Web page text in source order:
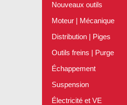
Nouveaux outils
Moteur | Mécanique
Distribution | Piges
Outils freins | Purge
Échappement
Suspension
Électricité et VE